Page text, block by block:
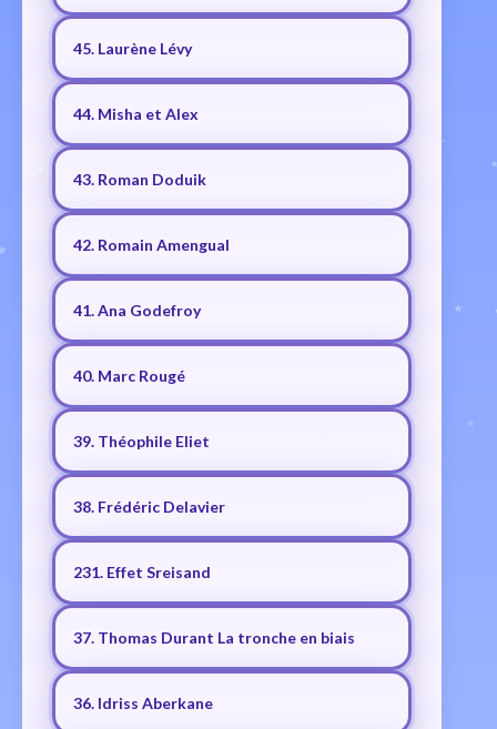
45. Laurène Lévy
44. Misha et Alex
43. Roman Doduik
42. Romain Amengual
41. Ana Godefroy
40. Marc Rougé
39. Théophile Eliet
38. Frédéric Delavier
231. Effet Sreisand
37. Thomas Durant La tronche en biais
36. Idriss Aberkane